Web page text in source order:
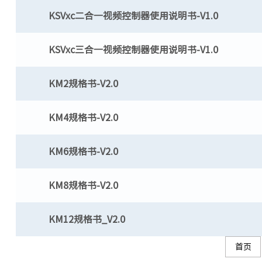
KSVxc二合一视频控制器使用说明书-V1.0
KSVxc三合一视频控制器使用说明书-V1.0
KM2规格书-V2.0
KM4规格书-V2.0
KM6规格书-V2.0
KM8规格书-V2.0
KM12规格书_V2.0
首页